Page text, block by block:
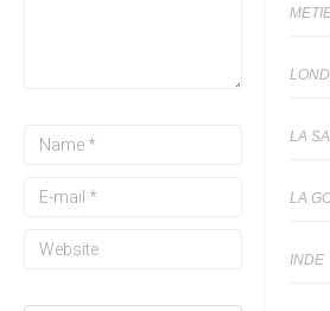
LA
LA
INDE